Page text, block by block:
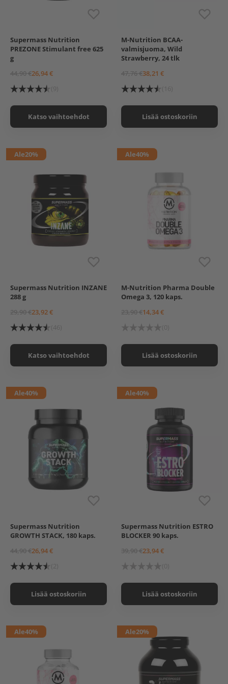
Raspberry-Lime
Orange
Supermass Nutrition
PREZONE Stimulant free 625
g
44,90 €26,94 €
Katso vaihtoehdot
M-Nutrition BCAA-
valmisjuoma, 330ml,
Wild Strawberry
M-Nutrition BCAA-
valmisjuoma, Wild
Strawberry, 24 tlk
47,76 €38,21 €
(16)
Lisää ostoskoriin
Lime-Cola
Raspberry-Liquorice
Ale20%
Supermass Nutrition INZANE
288 g
29,90 €23,92 €
(46)
Katso vaihtoehdot
Ale40%
M-Nutrition Pharma Double
Omega 3, 120 kaps.
23,90 €14,34 €
Lisää ostoskoriin
Ale40%
Supermass Nutrition
GROWTH STACK, 180 kaps.
44,90 €26,94 €
(2)
Lisää ostoskoriin
Ale40%
Supermass Nutrition ESTRO
BLOCKER 90 kaps.
39,90 €23,94 €
Lisää ostoskoriin
Ale40% Ale20%